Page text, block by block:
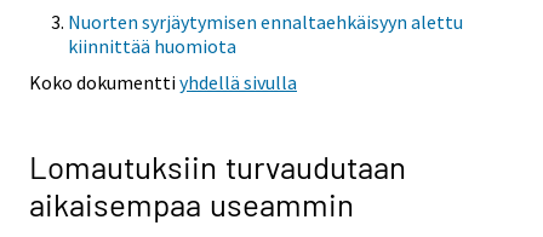
Nuorten syrjäytymisen ennaltaehkäisyyn alettu
kiinnittää huomiota
Koko dokumenttiyhdellä sivulla
Lomautuksiin turvaudutaan
aikaisempaa useammin